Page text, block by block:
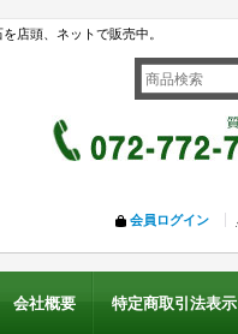
店頭、ネットで販売中。
会員ログイン
会社概要 特定商取引法表示